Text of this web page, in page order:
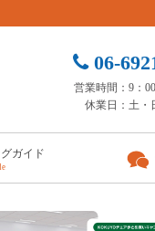
06-
営業時間：9：
休業日：土・
ガイド